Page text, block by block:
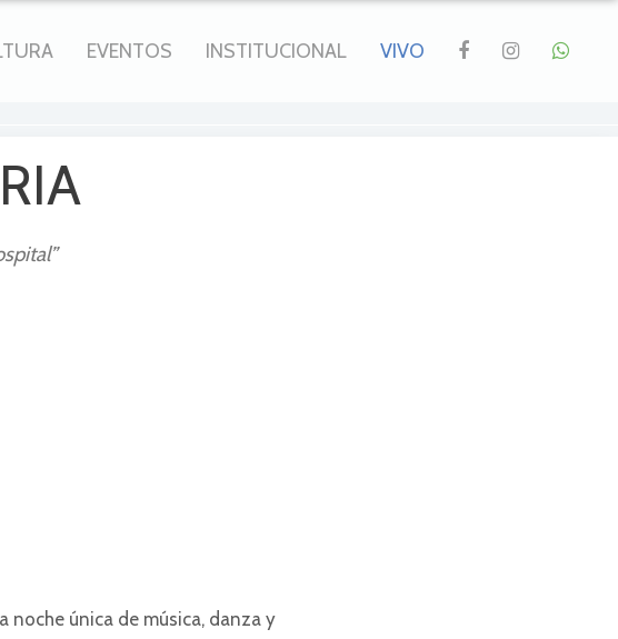
EVENTOS INSTITUCIONAL VIVO
noche única de música, danza y